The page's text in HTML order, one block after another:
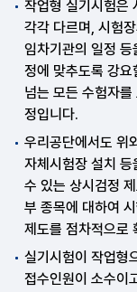
작업형 실기시험은
각각 다르며, 시험
임차기관의 일정
정에 맞추도록 강
넘는 모든 수험자
정입니다.
우리공단에서도 위
자체시험장 설치
수 있는 상시검정
부 종목에 대하여
제도를 점차적으로
실기시험이 작업형
접수인원이 소수이